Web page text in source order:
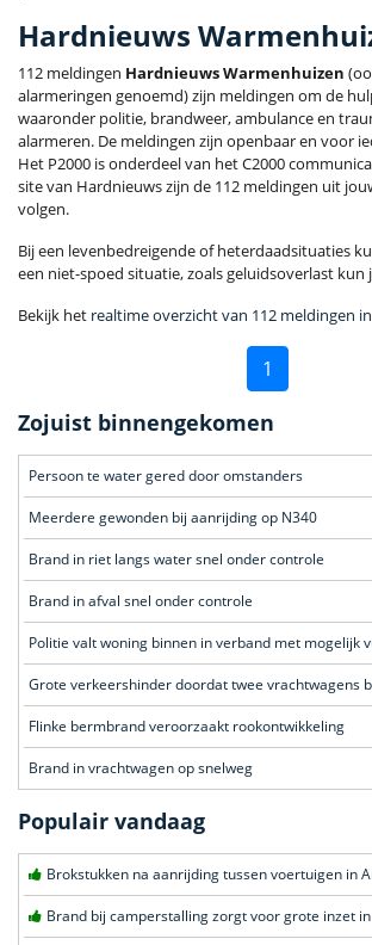
Hardnieuws
112 meldingen Hardnieuws Warmenhuizen
alarmeringen genoemd) zijn meldingen om de
waaronder politie, brandweer, ambulance en
alarmeren. De meldingen zijn openbaar en voor
Het P2000 is onderdeel van het C2000
site van Hardnieuws zijn de 112 meldingen uit
volgen.
Bij een levenbedreigende of heterdaadsituaties
een niet-spoed situatie, zoals geluidsoverlast kun
Bekijk het realtime overzicht van 112 meldingen
1
Zojuist binnengekomen
Persoon te water gered door omstanders
Meerdere gewonden bij aanrijding op N340
Brand in riet langs water snel onder controle
Brand in afval snel onder controle
Politie valt woning binnen in verband met mogelijk
Flinke bermbrand veroorzaakt rookontwikkeling
Brand in vrachtwagen op snelweg
Populair vandaag
Brokstukken na aanrijding tussen voertuigen in
Brand bij camperstalling zorgt voor grote inzet